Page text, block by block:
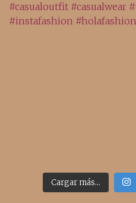
Cargar más...